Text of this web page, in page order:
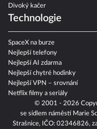
© 2001 - 2026
se sídlem náměstí Marie
Strašnice, IČO: 02346826,
Divoký kačer
Technologie
SpaceX na burze
Nejlepší telefony
Nejlepší AI zdarma
Nejlepší chytré hodinky
Nejlepší VPN – srovnání
Netflix filmy a seriály